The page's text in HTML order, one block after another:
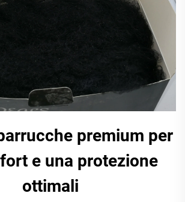
premium per
e una protezione
ottimali